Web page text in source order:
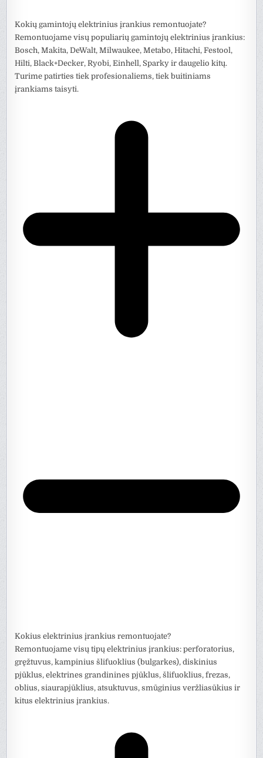
Kokių gamintojų elektrinius įrankius remontuojate?
Remontuojame visų populiarių gamintojų elektrinius įrankius:
Bosch, Makita, DeWalt, Milwaukee, Metabo, Hitachi, Festool,
Hilti, Black+Decker, Ryobi, Einhell, Sparky ir daugelio kitų.
Turime patirties tiek profesionaliems, tiek buitiniams
įrankiams taisyti.
Kokius elektrinius įrankius remontuojate?
Remontuojame visų tipų elektrinius įrankius: perforatorius,
gręžtuvus, kampinius šlifuoklius (bulgarkes), diskinius
pjūklus, elektrines grandinines pjūklus, šlifuoklius, frezas,
oblius, siaurapjūklius, atsuktuvus, smūginius veržliasūkius ir
kitus elektrinius įrankius.